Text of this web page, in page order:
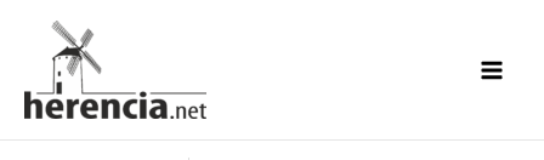
contenido